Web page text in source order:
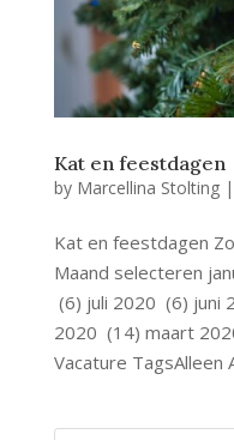
Kat en feestdagen
by Marcellina Stolting|
Kat en feestdagen
Maand selecteren
(6) juli 2020 (6) juni
2020 (14) maart
Vacature TagsAlleen